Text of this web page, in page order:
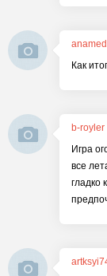
Как
b-royler
Игра
все
гладко